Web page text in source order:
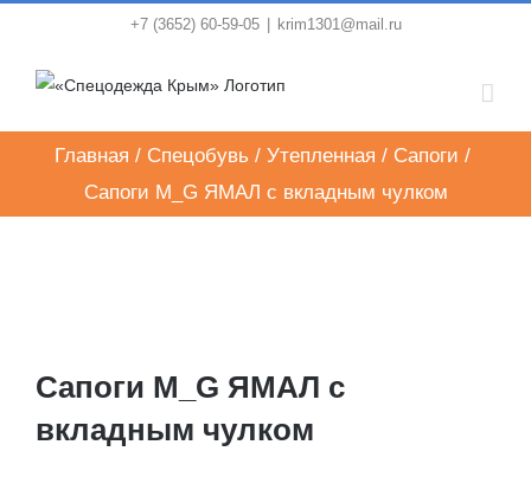
content
+7 (3652) 60-59-05 krim1301@mail.ru
Главная / Спецобувь / Утепленная / Сапоги /
Сапоги M_G ЯМАЛ с вкладным чулком
Сапоги M_G ЯМАЛ с
вкладным чулком